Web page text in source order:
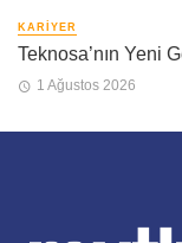
KARIYER
Teknosa’nın Yeni
1 Ağustos 2026